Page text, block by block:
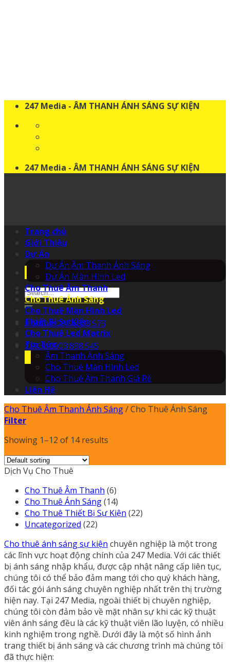
247 Media - ÂM THANH ÁNH SÁNG SỰ KIỆN
247 Media - ÂM THANH ÁNH SÁNG SỰ KIỆN
Search
for:
Hotline: 0974.503.573
CSKH: 0903.898.545
Trang chủ
Giới Thiệu
Dự Án
Dự Án Âm Thanh Ánh Sáng
Dự Án Màn Hình Led
Cho Thuê Âm Thanh
Cho Thuê Ánh Sáng
Cho Thuê Màn Hình Led
Thiết Bị Sự Kiện
Cho Thuê Led Matrix
Tin Tức
Âm Thanh Ánh Sáng
Cho Thuê Màn Hình Led
Cho Thuê Âm Thanh Giá Rẻ
Liên Hệ
Cho Thuê Âm Thanh Ánh Sáng/Cho Thuê Ánh Sáng
Filter
Showing 1–12 of 14 results
Dịch Vụ Cho Thuê
Cho Thuê Âm Thanh (6)
Cho Thuê Ánh Sáng(14)
Cho Thuê Thiết Bị Sự Kiện (22)
Uncategorized (22)
Cho thuê ánh sáng sự kiện chuyên nghiệp là một trong
các lĩnh vực hoạt động chính của 247 Media. Với các thiết
bị ánh sáng nhập khẩu, được cập nhật nâng cấp liên tục,
chúng tôi có thể bảo đảm mang tới cho quý khách hàng,
đối tác gói ánh sáng chuyên nghiệp nhất trên thị trường
hiện nay. Tại 247 Media, ngoài thiết bị chuyên nghiệp,
chúng tôi còn đảm bảo về mặt nhân sự khi các kỹ thuật
viên ánh sáng đều là các kỹ thuật viên lão luyện, có nhiều
kinh nghiệm trong nghề. Dưới đây là một số hình ảnh
trang thiết bị ánh sáng và các chương trình mà chúng tôi
đã thực hiện: